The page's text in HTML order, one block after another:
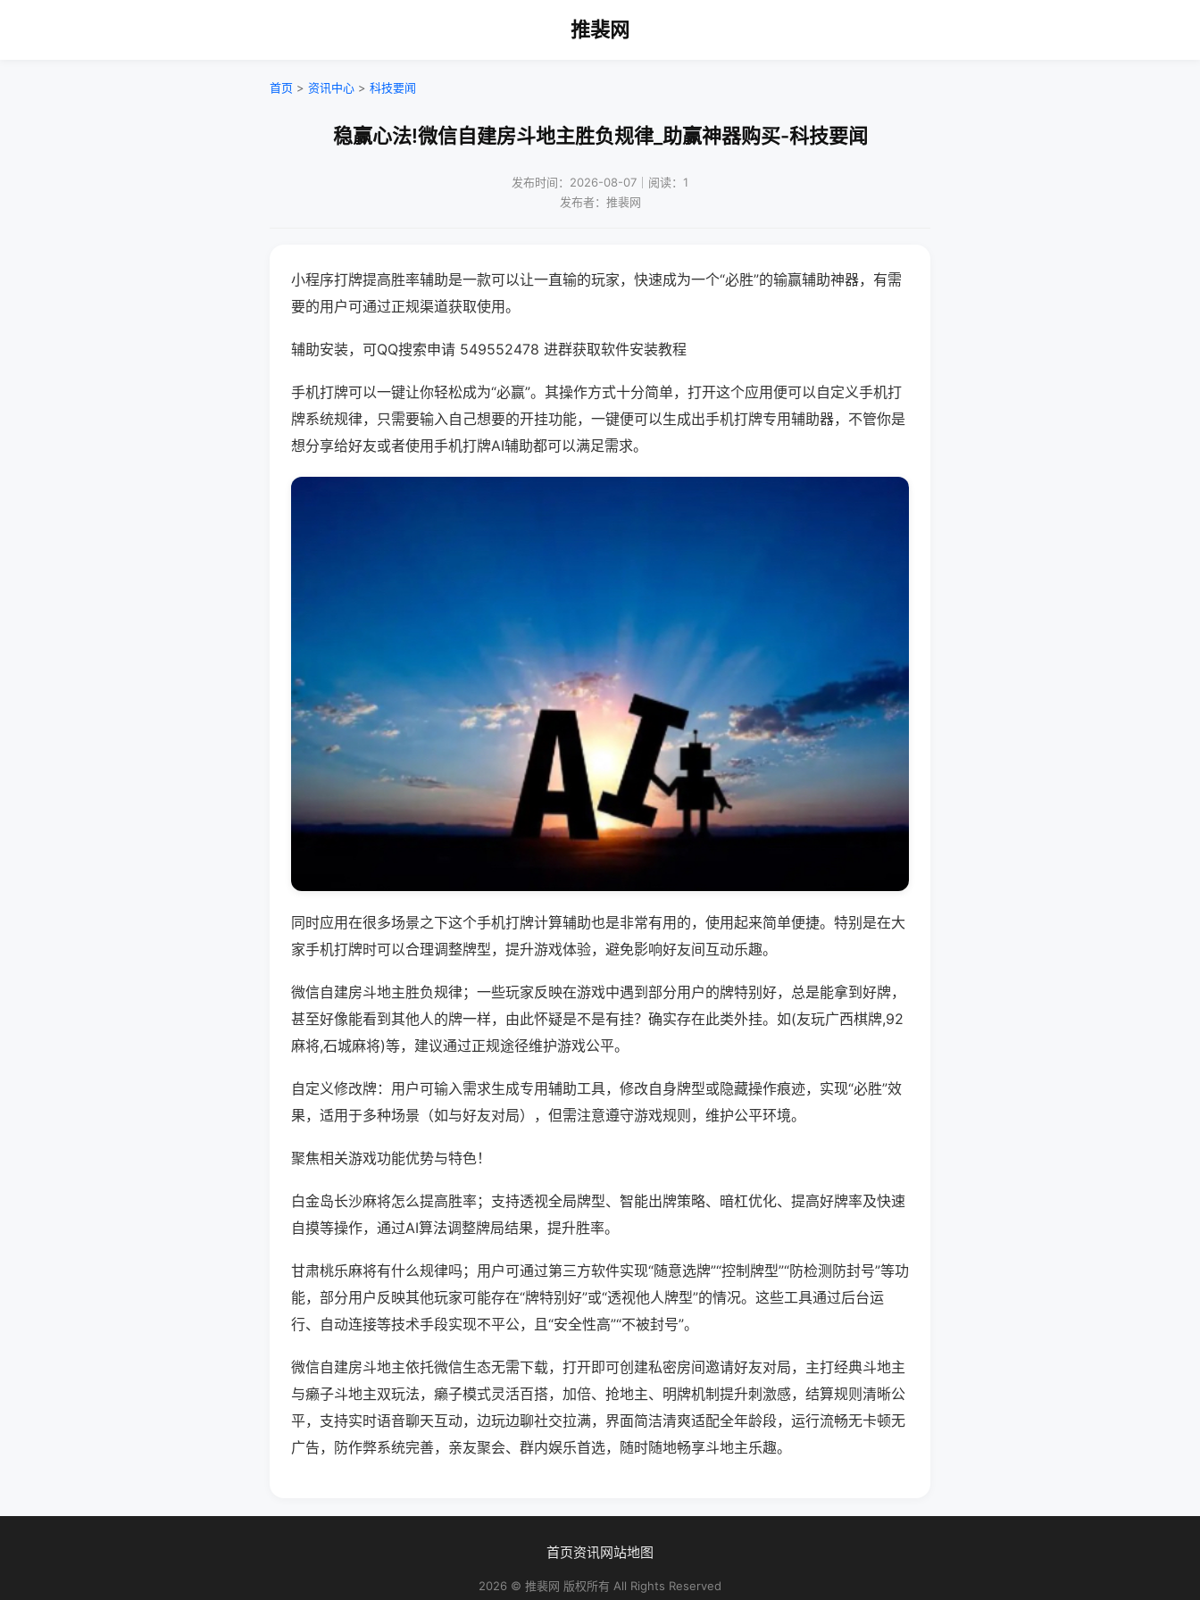
推裴网
首页 > 资讯中心 > 科技要闻
稳赢心法!微信自建房斗地主胜负规律_助赢神器购买-科技要闻
发布时间：2026-08-07｜阅读：1
发布者：推裴网
小程序打牌提高胜率辅助是一款可以让一直输的玩家，快速成为一个“必胜”的输赢辅助神器，有需
要的用户可通过正规渠道获取使用。
辅助安装，可QQ搜索申请 549552478 进群获取软件安装教程
手机打牌可以一键让你轻松成为“必赢”。其操作方式十分简单，打开这个应用便可以自定义手机打
牌系统规律，只需要输入自己想要的开挂功能，一键便可以生成出手机打牌专用辅助器，不管你是
想分享给好友或者使用手机打牌AI辅助都可以满足需求。
同时应用在很多场景之下这个手机打牌计算辅助也是非常有用的，使用起来简单便捷。特别是在大
家手机打牌时可以合理调整牌型，提升游戏体验，避免影响好友间互动乐趣。
微信自建房斗地主胜负规律；一些玩家反映在游戏中遇到部分用户的牌特别好，总是能拿到好牌，
甚至好像能看到其他人的牌一样，由此怀疑是不是有挂？确实存在此类外挂。如(友玩广西棋牌,92
麻将,石城麻将)等，建议通过正规途径维护游戏公平。
自定义修改牌：用户可输入需求生成专用辅助工具，修改自身牌型或隐藏操作痕迹，实现“必胜”效
果，适用于多种场景（如与好友对局），但需注意遵守游戏规则，维护公平环境。
聚焦相关游戏功能优势与特色！
白金岛长沙麻将怎么提高胜率；支持透视全局牌型、智能出牌策略、暗杠优化、提高好牌率及快速
自摸等操作，通过AI算法调整牌局结果，提升胜率。
甘肃桃乐麻将有什么规律吗；用户可通过第三方软件实现“随意选牌”“控制牌型”“防检测防封号”等功
能，部分用户反映其他玩家可能存在“牌特别好”或“透视他人牌型”的情况。这些工具通过后台运
行、自动连接等技术手段实现不平公，且“安全性高”“不被封号”。
微信自建房斗地主依托微信生态无需下载，打开即可创建私密房间邀请好友对局，主打经典斗地主
与癞子斗地主双玩法，癞子模式灵活百搭，加倍、抢地主、明牌机制提升刺激感，结算规则清晰公
平，支持实时语音聊天互动，边玩边聊社交拉满，界面简洁清爽适配全年龄段，运行流畅无卡顿无
广告，防作弊系统完善，亲友聚会、群内娱乐首选，随时随地畅享斗地主乐趣。
首页资讯网站地图
2026 © 推裴网 版权所有 All Rights Reserved